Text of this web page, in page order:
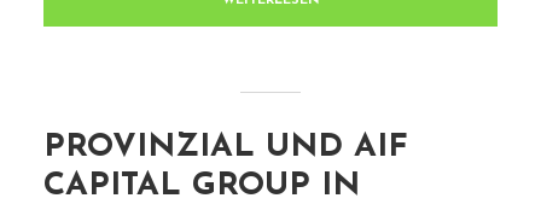
PROVINZIAL UND AIF
CAPITAL GROUP IN